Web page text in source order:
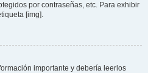
por contraseñas, etc. Para exhibir
[img].
importante y debería leerlos